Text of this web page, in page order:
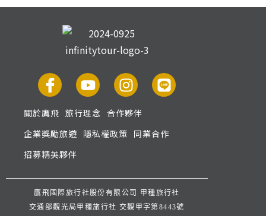
關於鷹飛 旅行理念 合作夥伴
企業獎勵旅遊 隱私權政策 同業合作
招募精英夥伴
鷹飛國際旅行社股份有限公司 甲種旅行社
交通部觀光局甲種旅行社 交觀甲字第8443號